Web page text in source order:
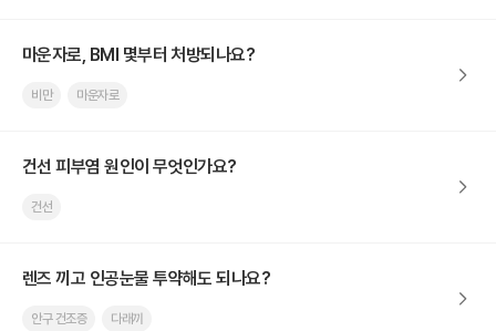
마운자로, BMI 몇부터 처방되나요?
비만 마운자로
건선 피부염 원인이 무엇인가요?
건선
렌즈 끼고 인공눈물 투약해도 되나요?
안구 건조증 다래끼